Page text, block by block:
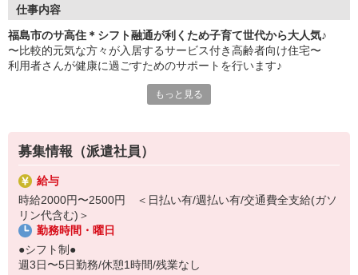
仕事内容
福島市のサ高住＊シフト融通が利くため子育て世代から大人気♪
〜比較的元気な方々が入居するサービス付き高齢者向け住宅〜
利用者さんが健康に過ごすためのサポートを行います♪
・バイタルチェック
・急病時の対応 など
最大の特徴は何といってもシフトの融通！
子育て中のスタッフに理解がある職場なので、子供の急な発熱など
があっても柔軟に対応できます◎
困ったときはお互い様。
スタッフ同士のコミュニケーションも円滑で働きやすさに定評あり
もっと見る
募集情報（派遣社員）
給与
時給2000円〜2500円 ＜日払い有/週払い有/交通費全支給(ガソ
リン代含む)＞
勤務時間・曜日
●シフト制●
週3日〜5日勤務/休憩1時間/残業なし